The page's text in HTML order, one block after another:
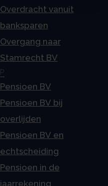
Overdracht vanuit
banksparen
Overgang naar
Stamrecht BV
P
Pensioen BV
Pensioen BV bij
overlijden
Pensioen BV en
echtscheiding
Pensioen in de
jaarrekening